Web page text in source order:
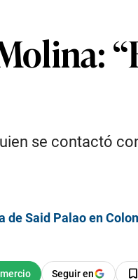
se contactó
de Said Palao en
Seguir en